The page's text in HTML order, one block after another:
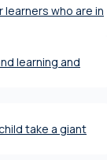
learners who are in
learning and
take a giant